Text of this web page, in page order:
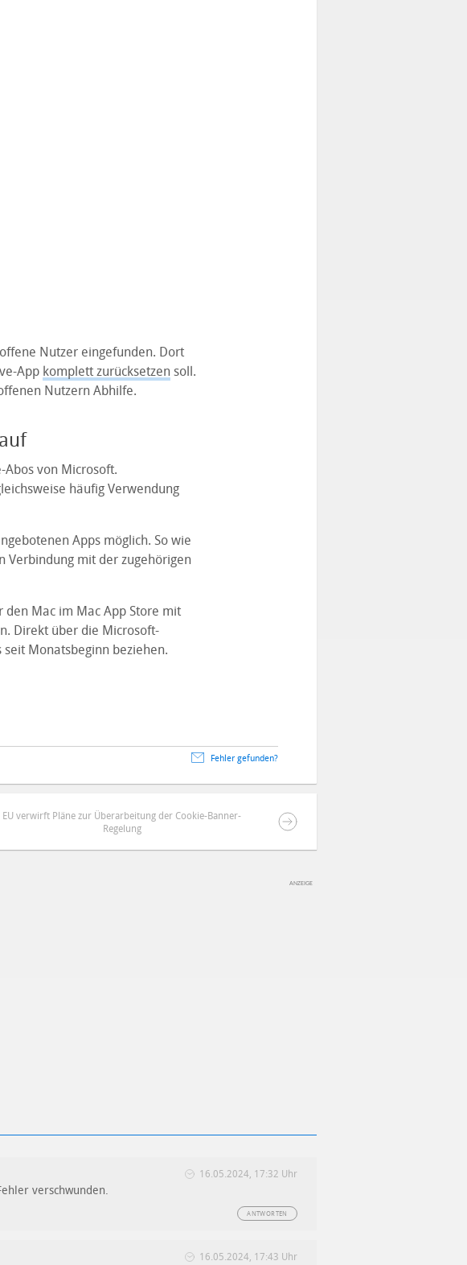
Nutzer eingefunden. Dort
App komplett zurücksetzensoll.
Nutzern Abhilfe.
von Microsoft.
häufig Verwendung
Apps möglich. So wie
Verbindung mit der zugehörigen
Mac im Mac App Store mit
Direkt über die Microsoft-
Monatsbeginn beziehen.
Fehler gefunden?
EU verwirft Pläne zur Überarbeitung der Cookie-Banner-
Regelung
16.05.2024, 17:32 Uhr
verschwunden.
ANTWORTEN
16.05.2024, 17:43 Uhr